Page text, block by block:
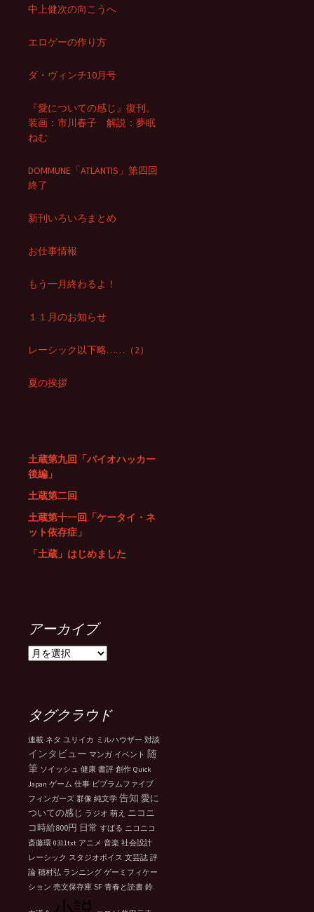
中上健次の向こうへ
エロゲーの作り方
ダ・ヴィンチ10月号
『愛についての感じ』復刊。
装画：市川春子 解説：夢眠
ねむ
DOMMUNE「ATLANTIS」第四回
終了
新刊いろいろまとめ
お仕事情報
もう一月終わるよ！
１１月のお知らせ
レーシック以下略……（2）
夏の挨拶
土蔵第九回「バイオハッカー
後編」
土蔵第二回
土蔵第十一回「ケータイ・ネ
ット依存症」
「土蔵」はじめました
アーカイブ
ア
ブ
タグクラウド
連載 ネタ ユリイカ ミルハウザー 対談
インタビュー マンガ イベント 随
筆 ソイッシュ 健康 書評 創作 Quick
Japan ゲーム 仕事 ビブラムファイブ
フィンガーズ 群像 純文学 告知 愛に
ついての感じ ラジオ 萌え
ニコニ
コ時給800円 日常 すばる ニコニコ
斎藤環 0311txt アニメ 音楽 社会設計
レーシック スタジオボイス 文芸誌 評
論 穂村弘 ランニング ゲーミフィケー
ション 売文保存庫 SF 青春と読書 鈴